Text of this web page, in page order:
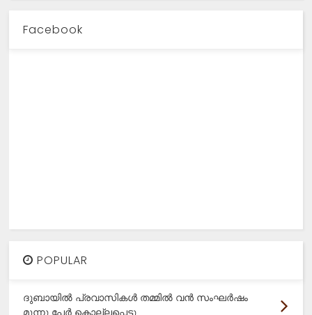
Facebook
POPULAR
ദുബായിൽ പ്രവാസികൾ തമ്മിൽ വൻ സംഘർഷം
മൂന്നു പേർ കൊല്ലപ്പെട്ടു